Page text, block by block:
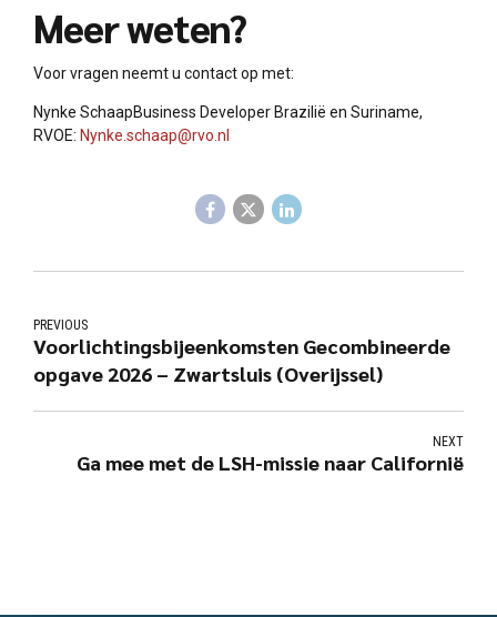
Meer weten?
Voor vragen neemt u contact op met:
Nynke SchaapBusiness Developer Brazilië en Suriname,
RVOE: Nynke.schaap@rvo.nl
PREVIOUS
Voorlichtingsbijeenkomsten Gecombineerde
opgave 2026 – Zwartsluis (Overijssel)
NEXT
Ga mee met de LSH-missie naar Californië